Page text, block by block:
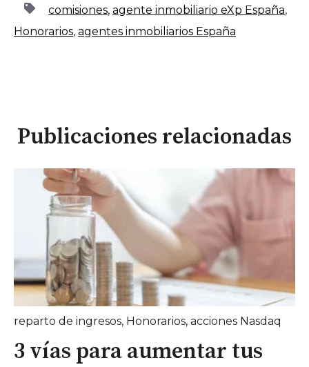
comisiones, agente inmobiliario eXp España,
Honorarios, agentes inmobiliarios España
Publicaciones relacionadas
reparto de ingresos, Honorarios, acciones Nasdaq
3 vías para aumentar tus